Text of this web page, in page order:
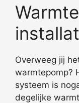
Overweeg jij
warmtepomp?
systeem is
degelijke